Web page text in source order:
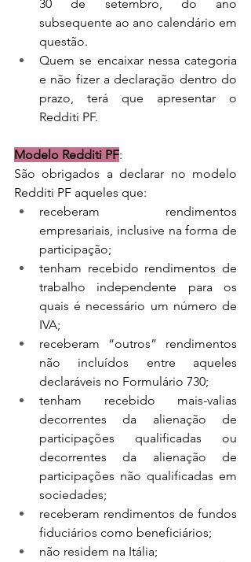
30 de setembro, do ano
subsequente ao ano calendário em
questão.
Quem se encaixar nessa categoria
e não fizer a declaração dentro do
prazo, terá que apresentar o
Redditi PF.
Modelo Redditi PF:
São obrigados a declarar no modelo
Redditi PF aqueles que:
receberam rendimentos
empresariais, inclusive na forma de
participação;
tenham recebido rendimentos de
trabalho independente para os
quais é necessário um número de
IVA;
receberam “outros” rendimentos
não incluídos entre aqueles
declaráveis ​​no Formulário 730;
tenham recebido mais-valias
decorrentes da alienação de
participações qualificadas ou
decorrentes da alienação de
participações não qualificadas em
sociedades;
receberam rendimentos de fundos
fiduciários como beneficiários;
não residem na Itália;